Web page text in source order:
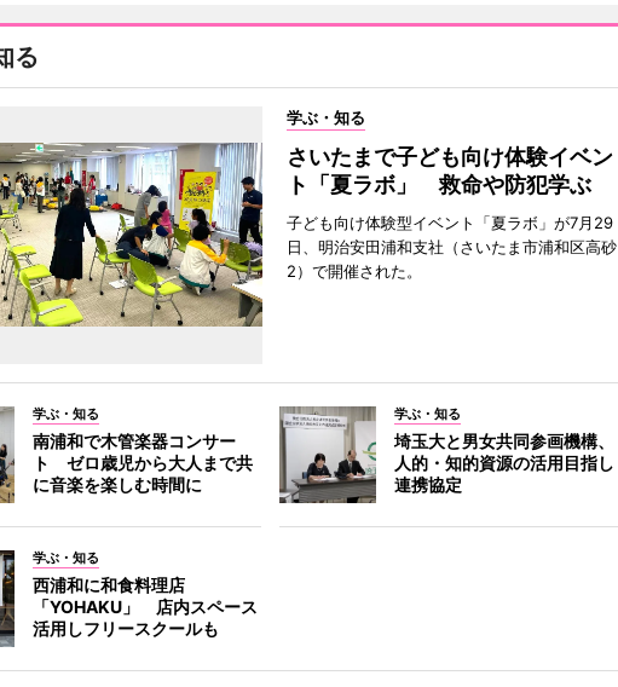
る
学ぶ・知る
さいたまで子ども向け体験イベン
ト「夏ラボ」 救命や防犯学ぶ
子ども向け体験型イベント「夏ラボ」が7月29
日、明治安田浦和支社（さいたま市浦和区高砂
2）で開催された。
学ぶ・知る
南浦和で木管楽器コンサー
ト ゼロ歳児から大人まで共
に音楽を楽しむ時間に
学ぶ・知る
埼玉大と男女共同参画機構、
人的・知的資源の活用目指し
連携協定
学ぶ・知る
西浦和に和食料理店
「YOHAKU」 店内スペース
活用しフリースクールも